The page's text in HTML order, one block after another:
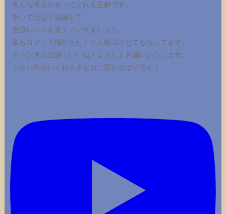
色んな考えがあってどれも正解です。
争いではなく議論して
意識レベルを変えていきましょう。
私もコメント欄からたくさん勉強させてもらってます。
チャンネル登録！いいね！よろしくお願いいたします。
小さい力がいずれ大きな力に変わるはずです！